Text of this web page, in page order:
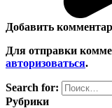
Добавить
Для отправки
авторизоваться.
Search for:
Рубрики